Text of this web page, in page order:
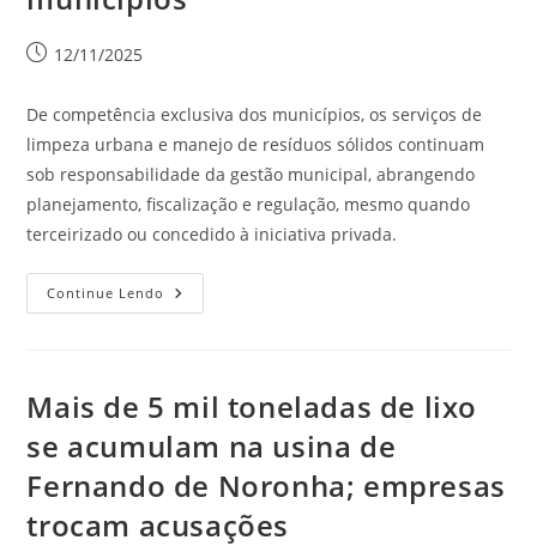
12/11/2025
De competência exclusiva dos municípios, os serviços de
limpeza urbana e manejo de resíduos sólidos continuam
sob responsabilidade da gestão municipal, abrangendo
planejamento, fiscalização e regulação, mesmo quando
terceirizado ou concedido à iniciativa privada.
Continue Lendo
Mais de 5 mil toneladas de lixo
se acumulam na usina de
Fernando de Noronha; empresas
trocam acusações